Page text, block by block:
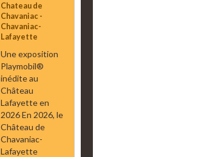
Chateau de
Chavaniac -
Chavaniac-
Lafayette
Une exposition
Playmobil®
inédite au
Château
Lafayette en
2026 En 2026, le
Château de
Chavaniac-
Lafayette